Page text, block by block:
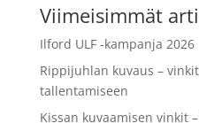
Viimeisimmät
Ilford ULF -kampanja 2026
Rippijuhlan kuvaus –
tallentamiseen
Kissan kuvaamisen vinkit